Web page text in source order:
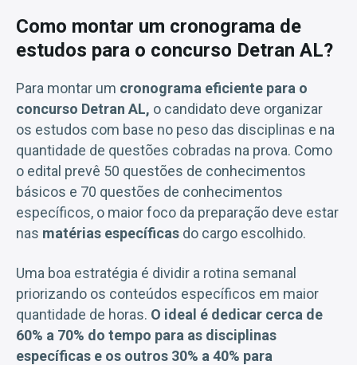
Como montar um cronograma de
estudos para o concurso Detran AL?
Para montar um cronograma eficiente para o
concurso Detran AL, o candidato deve organizar
os estudos com base no peso das disciplinas e na
quantidade de questões cobradas na prova. Como
o edital prevê 50 questões de conhecimentos
básicos e 70 questões de conhecimentos
específicos, o maior foco da preparação deve estar
nas matérias específicas do cargo escolhido.
Uma boa estratégia é dividir a rotina semanal
priorizando os conteúdos específicos em maior
quantidade de horas. O ideal é dedicar cerca de
60% a 70% do tempo para as disciplinas
específicas e os outros 30% a 40% para